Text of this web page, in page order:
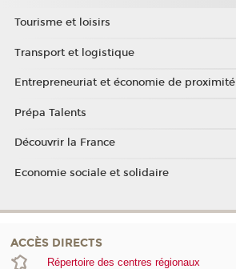
Tourisme et loisirs
Transport et logistique
Entrepreneuriat et économie de proximité
Prépa Talents
Découvrir la France
Economie sociale et solidaire
ACCÈS DIRECTS
Répertoire des centres régionaux